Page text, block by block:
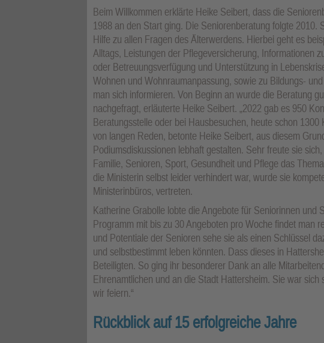
Beim Willkommen erklärte Heike Seibert, dass die
1988 an den Start ging. Die Seniorenberatung folgte 2010.
Hilfe zu allen Fragen des Älterwerdens. Hierbei geht es
Alltags, Leistungen der Pflegeversicherung, Informationen
oder Betreuungsverfügung und Unterstützung in
Wohnen und Wohnraumanpassung, sowie zu Bildungs-
man sich informieren. Von Beginn an wurde die Beratung
nachgefragt, erläuterte Heike Seibert. „2022 gab es 950
Beratungsstelle oder bei Hausbesuchen, heute schon
von langen Reden, betonte Heike Seibert, aus diesem
Podiumsdiskussionen lebhaft gestalten. Sehr freute sie
Familie, Senioren, Sport, Gesundheit und Pflege das
die Ministerin selbst leider verhindert war, wurde sie
Ministerinbüros, vertreten.
Katherine Grabolle lobte die Angebote für Seniorinnen und
Programm mit bis zu 30 Angeboten pro Woche findet man
und Potentiale der Senioren sehe sie als einen Schlüssel
und selbstbestimmt leben könnten. Dass dieses in
Beteiligten. So ging ihr besonderer Dank an alle
Ehrenamtlichen und an die Stadt Hattersheim. Sie war sich
wir feiern.“
Rückblick auf 15 erfolgreiche Jahre